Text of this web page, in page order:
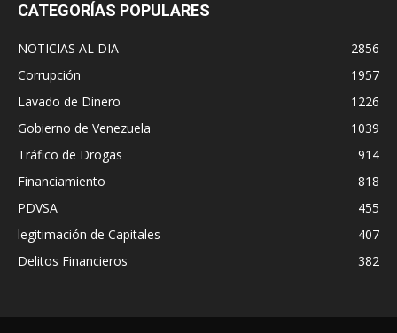
CATEGORÍAS POPULARES
NOTICIAS AL DIA
2856
Corrupción
1957
Lavado de Dinero
1226
Gobierno de Venezuela
1039
Tráfico de Drogas
914
Financiamiento
818
PDVSA
455
legitimación de Capitales
407
Delitos Financieros
382